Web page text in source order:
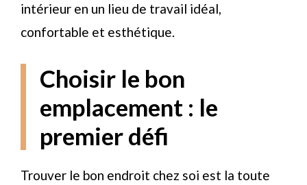
intérieur en un lieu de travail idéal,
confortable et esthétique.
Choisir le bon
emplacement : le
premier défi
Trouver le bon endroit chez soi est la toute